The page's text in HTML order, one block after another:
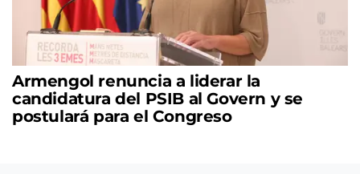
Armengol renuncia a liderar la
candidatura del PSIB al Govern y se
postulará para el Congreso